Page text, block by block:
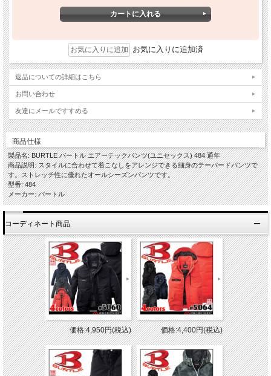
お気に入りに追加済
返品についての詳細はこちら
お問い合わせ
友達にメールですすめる
商品仕様
製品名: BURTLE バートル エアーテックパンツ(ユニセックス) 484 通年
商品説明: スタイルに合わせて着こなしをアレンジできる細身のテーパードパンツで
す。ストレッチ性に優れたオールシーズンパンツです。
型番: 484
メーカー: バートル
コーディネート商品
価格:4,950円(税込) 価格:4,400円(税込)